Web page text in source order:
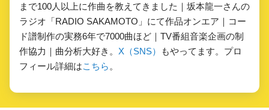
まで100人以上に作曲を教えてきました｜坂本龍一さんの
ラジオ「RADIO SAKAMOTO」にて作品オンエア｜コー
ド譜制作の実務6年で7000曲ほど｜TV番組音楽企画の制
作協力｜曲分析大好き。 X（SNS）
もやってます。プロ
フィール詳細はこちら 。